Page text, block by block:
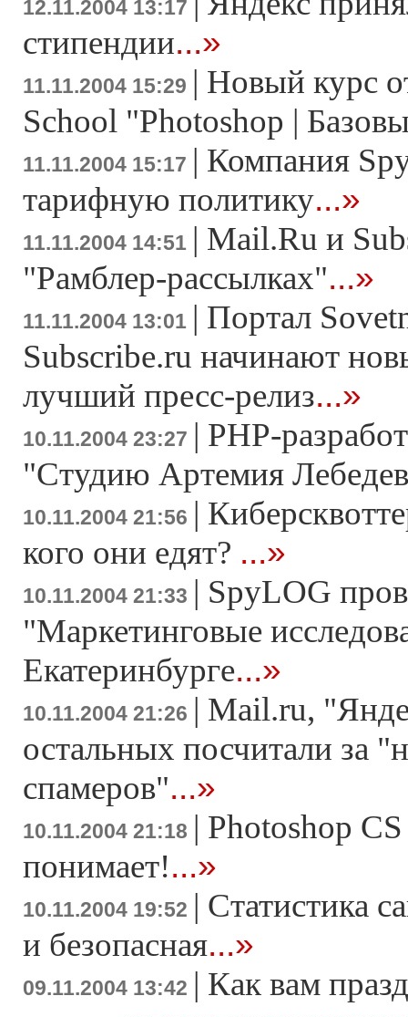
12.11.2004 13:17
стипендии...»
11.11.2004 15:29 | Новый курс
School "Photoshop |
11.11.2004 15:17 | Компания
тарифную политику...»
11.11.2004 14:51 | Mail.Ru и
"Рамблер-рассылках"...»
11.11.2004 13:01 | Портал
Subscribe.ru начинают
лучший пресс-релиз...»
10.11.2004 23:27 | PHP-
"Студию Артемия
10.11.2004 21:56 |
кого они едят? ...»
10.11.2004 21:33 | SpyLOG
"Маркетинговые
Екатеринбурге...»
10.11.2004 21:26 | Mail.ru,
остальных посчитали за
спамеров"...»
10.11.2004 21:18 | Photoshop
понимает!...»
10.11.2004 19:52 | Статистика
и безопасная...»
09.11.2004 13:42 | Как вам